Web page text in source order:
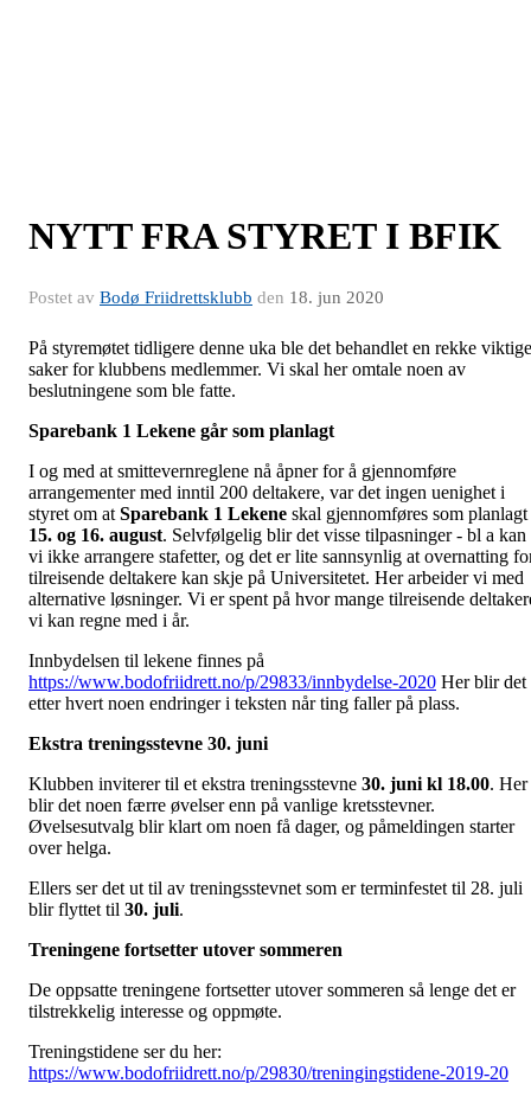
NYTT FRA STYRET I BFIK
Postet av Bodø Friidrettsklubb den 18. jun 2020
På styremøtet tidligere denne uka ble det behandlet en rekke viktige
saker for klubbens medlemmer. Vi skal her omtale noen av
beslutningene som ble fatte.
Sparebank 1 Lekene går som planlagt
I og med at smittevernreglene nå åpner for å gjennomføre
arrangementer med inntil 200 deltakere, var det ingen uenighet i
styret om at Sparebank 1 Lekene skal gjennomføres som planlagt
15. og 16. august. Selvfølgelig blir det visse tilpasninger - bl a kan
vi ikke arrangere stafetter, og det er lite sannsynlig at overnatting
tilreisende deltakere kan skje på Universitetet. Her arbeider vi med
alternative løsninger. Vi er spent på hvor mange tilreisende
vi kan regne med i år.
Innbydelsen til lekene finnes på
https://www.bodofriidrett.no/p/29833/innbydelse-2020 Her blir det
etter hvert noen endringer i teksten når ting faller på plass.
Ekstra treningsstevne 30. juni
Klubben inviterer til et ekstra treningsstevne 30. juni kl 18.00. Her
blir det noen færre øvelser enn på vanlige kretsstevner.
Øvelsesutvalg blir klart om noen få dager, og påmeldingen starter
over helga.
Ellers ser det ut til av treningsstevnet som er terminfestet til 28. juli
blir flyttet til 30. juli.
Treningene fortsetter utover sommeren
De oppsatte treningene fortsetter utover sommeren så lenge det er
tilstrekkelig interesse og oppmøte.
Treningstidene ser du her:
https://www.bodofriidrett.no/p/29830/treningingstidene-2019-20